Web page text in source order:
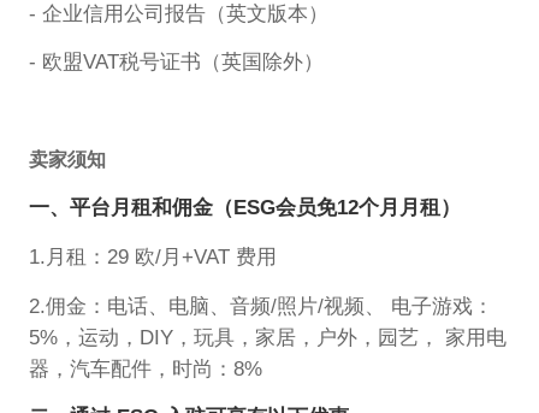
- 企业信用公司报告（英文版本）
- 欧盟VAT税号证书（英国除外）
卖家须知
一、平台月租和佣金（ESG会员免12个月月租）
1.月租：29 欧/月+VAT 费用
2.佣金：电话、电脑、音频/照片/视频、 电子游戏：
5%，运动，DIY，玩具，家居，户外，园艺， 家用电
器，汽车配件，时尚：8%